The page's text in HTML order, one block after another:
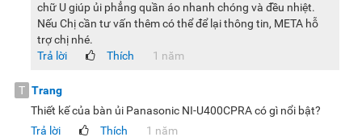
chữ U giúp ủi phẳng quần áo nhanh chóng và đều nhiệt.
Nếu Chị cần tư vấn thêm có thể để lại thông tin, META hỗ
trợ chị nhé.
Trả lời
Thích 1 năm
T Trang
Thiết kế của bàn ủi Panasonic NI-U400CPRA có gì nổi bật?
Trả lời
Thích 1 năm